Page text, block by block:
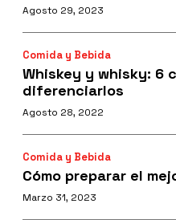
Agosto 29, 2023
Comida y Bebida
Whiskey y whisky: 6
diferenciarlos
Agosto 28, 2022
Comida y Bebida
Cómo preparar el
Marzo 31, 2023